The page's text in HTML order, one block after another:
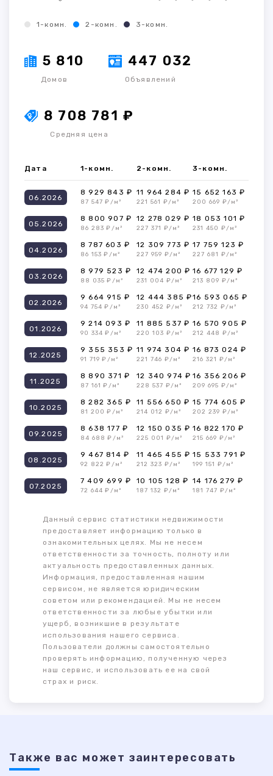
1-комн. 2-комн. 3-комн.
5 810
Домов
447 032
Объявлений
8 708 781 ₽
Средняя цена
Дата 1-комн. 2-комн. 3-комн.
06.2026
8 929 843 ₽
87 547 ₽/м²
11 964 284 ₽
221 561 ₽/м²
15 652 163 ₽
200 669 ₽/м²
05.2026
8 800 907 ₽
86 283 ₽/м²
12 278 029 ₽
227 371 ₽/м²
18 053 101 ₽
231 450 ₽/м²
04.2026
8 787 603 ₽
86 153 ₽/м²
12 309 773 ₽
227 959 ₽/м²
17 759 123 ₽
227 681 ₽/м²
03.2026
8 979 523 ₽
88 035 ₽/м²
12 474 200 ₽
231 004 ₽/м²
16 677 129 ₽
213 809 ₽/м²
02.2026
9 664 915 ₽
94 754 ₽/м²
12 444 385 ₽
230 452 ₽/м²
16 593 065 ₽
212 732 ₽/м²
01.2026
9 214 093 ₽
90 334 ₽/м²
11 885 537 ₽
220 103 ₽/м²
16 570 905 ₽
212 448 ₽/м²
12.2025
9 355 353 ₽
91 719 ₽/м²
11 974 304 ₽
221 746 ₽/м²
16 873 024 ₽
216 321 ₽/м²
11.2025
8 890 371 ₽
87 161 ₽/м²
12 340 974 ₽
228 537 ₽/м²
16 356 206 ₽
209 695 ₽/м²
10.2025
8 282 365 ₽
81 200 ₽/м²
11 556 650 ₽
214 012 ₽/м²
15 774 605 ₽
202 239 ₽/м²
09.2025
8 638 177 ₽
84 688 ₽/м²
12 150 035 ₽
225 001 ₽/м²
16 822 170 ₽
215 669 ₽/м²
08.2025
9 467 814 ₽
92 822 ₽/м²
11 465 455 ₽
212 323 ₽/м²
15 533 791 ₽
199 151 ₽/м²
07.2025
7 409 699 ₽
72 644 ₽/м²
10 105 128 ₽
187 132 ₽/м²
14 176 279 ₽
181 747 ₽/м²
Данный сервис статистики недвижимости
предоставляет информацию только в
ознакомительных целях. Мы не несем
ответственности за точность, полноту или
актуальность предоставленных данных.
Информация, предоставленная нашим
сервисом, не является юридическим
советом или рекомендацией. Мы не несем
ответственности за любые убытки или
ущерб, возникшие в результате
использования нашего сервиса.
Пользователи должны самостоятельно
проверять информацию, полученную через
наш сервис, и использовать ее на свой
страх и риск.
Также ваc может заинтересовать